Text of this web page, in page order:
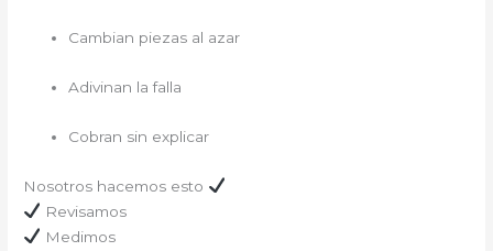
Cambian piezas al azar
Adivinan la falla
Cobran sin explicar
Nosotros hacemos esto
Revisamos
Medimos